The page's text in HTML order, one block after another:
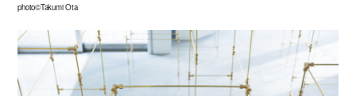
photo©Takumi Ota